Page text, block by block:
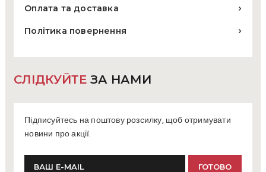
Оплата та доставка
Політика повернення
СЛІДКУЙТЕ ЗА НАМИ
Підписуйтесь на поштову розсилку, щоб отримувати
новини про акції.